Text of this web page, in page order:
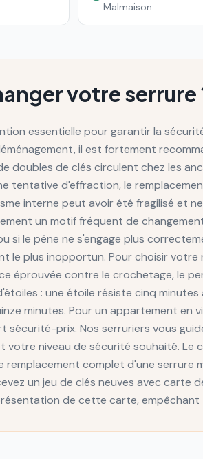
Malmaison
votre serrure
essentielle pour garantir la
il est fortement
doubles de clés circulent chez les
tentative d'effraction, le
interne peut avoir été fragilisé et
un motif fréquent de
si le pêne ne s'engage plus
le plus inopportun. Pour choisir votre
éprouvée contre le crochetage, le
: une étoile résiste cinq
minutes. Pour un appartement en
prix. Nos serruriers vous
niveau de sécurité souhaité. Le
remplacement complet d'une serrure
un jeu de clés neuves avec carte
de cette carte,